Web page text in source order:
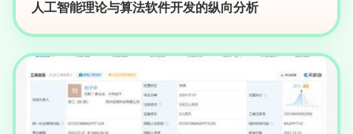
人工智能理论与算法软件开发的纵向分析